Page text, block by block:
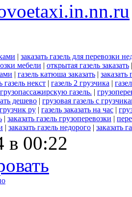
| заказать газель для перевозки
мебели | открытая газель заказать
| газель катюша заказать | заказать
газель некст | газель 2 грузчика |
грузопассажирскую газель. |
дешево | грузовая газель с
ру | газель заказать на час |
| заказать газель грузоперевозки |
| заказать газель недорого | заказать
в 00:22